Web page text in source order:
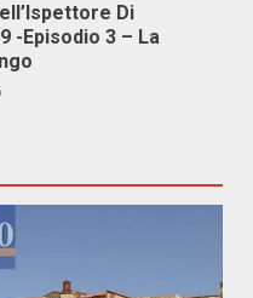
Di
-Episodio 3 – La